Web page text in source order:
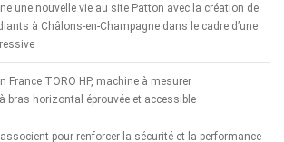
une nouvelle vie au site Patton avec la création de
à Châlons-en-Champagne dans le cadre d’une
France TORO HP, machine à mesurer
bras horizontal éprouvée et accessible
pour renforcer la sécurité et la performance